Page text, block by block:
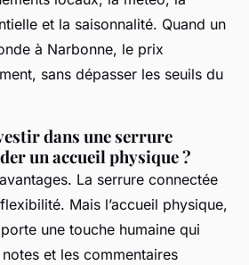
et la saisonnalité. Quand un
à Narbonne, le prix
sans dépasser les seuils du
dans une serrure
un accueil physique ?
La serrure connectée
Mais l’accueil physique,
une touche humaine qui
et les commentaires